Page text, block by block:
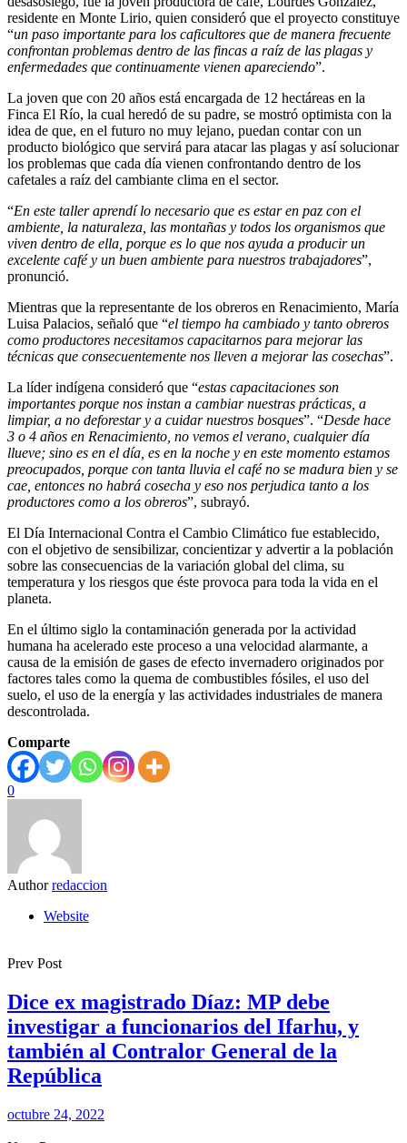
residente en Monte Lirio, quien consideró que el proyecto constituye
“un paso importante para los caficultores que de manera frecuente
confrontan problemas dentro de las fincas a raíz de las plagas y
enfermedades que continuamente vienen apareciendo”.
La joven que con 20 años está encargada de 12 hectáreas en la
Finca El Río, la cual heredó de su padre, se mostró optimista con la
idea de que, en el futuro no muy lejano, puedan contar con un
producto biológico que servirá para atacar las plagas y así solucionar
los problemas que cada día vienen confrontando dentro de los
cafetales a raíz del cambiante clima en el sector.
“En este taller aprendí lo necesario que es estar en paz con el
ambiente, la naturaleza, las montañas y todos los organismos que
viven dentro de ella, porque es lo que nos ayuda a producir un
excelente café y un buen ambiente para nuestros trabajadores”,
pronunció.
Mientras que la representante de los obreros en Renacimiento, María
Luisa Palacios, señaló que “el tiempo ha cambiado y tanto obreros
como productores necesitamos capacitarnos para mejorar las
técnicas que consecuentemente nos lleven a mejorar las cosechas”.
La líder indígena consideró que “estas capacitaciones son
importantes porque nos instan a cambiar nuestras prácticas, a
limpiar, a no deforestar y a cuidar nuestros bosques”. “Desde hace
3 o 4 años en Renacimiento, no vemos el verano, cualquier día
llueve; sino es en el día, es en la noche y en este momento estamos
preocupados, porque con tanta lluvia el café no se madura bien y se
cae, entonces no habrá cosecha y eso nos perjudica tanto a los
productores como a los obreros”, subrayó.
El Día Internacional Contra el Cambio Climático fue establecido,
con el objetivo de sensibilizar, concientizar y advertir a la población
sobre las consecuencias de la variación global del clima, su
temperatura y los riesgos que éste provoca para toda la vida en el
planeta.
En el último siglo la contaminación generada por la actividad
humana ha acelerado este proceso a una velocidad alarmante, a
causa de la emisión de gases de efecto invernadero originados por
factores tales como la quema de combustibles fósiles, el uso del
suelo, el uso de la energía y las actividades industriales de manera
descontrolada.
Comparte
0
Author redaccion
Website
Prev Post
Dice ex magistrado Díaz: MP debe
investigar a funcionarios del Ifarhu, y
también al Contralor General de la
República
octubre 24, 2022